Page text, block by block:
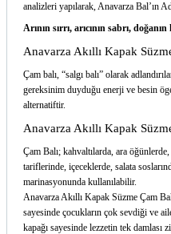
analizleri yapılarak, Anavarza Bal’ın
Arının sırrı, arıcının sabrı,
Anavarza Akıllı Kapak
Çam balı, “salgı balı” olarak
gereksinim duyduğu enerji ve besin
alternatiftir.
Anavarza Akıllı Kapak
Çam Balı; kahvaltılarda, ara
tariflerinde, içeceklerde, salata
marinasyonunda kullanılabilir.
Anavarza Akıllı Kapak Süzme Çam
sayesinde çocukların çok sevdiği ve
kapağı sayesinde lezzetin tek damlası